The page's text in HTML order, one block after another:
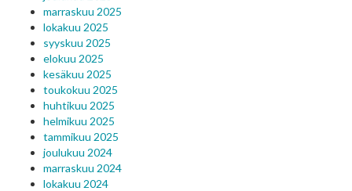
marraskuu 2025
lokakuu 2025
syyskuu 2025
elokuu 2025
kesäkuu 2025
toukokuu 2025
huhtikuu 2025
helmikuu 2025
tammikuu 2025
joulukuu 2024
marraskuu 2024
lokakuu 2024